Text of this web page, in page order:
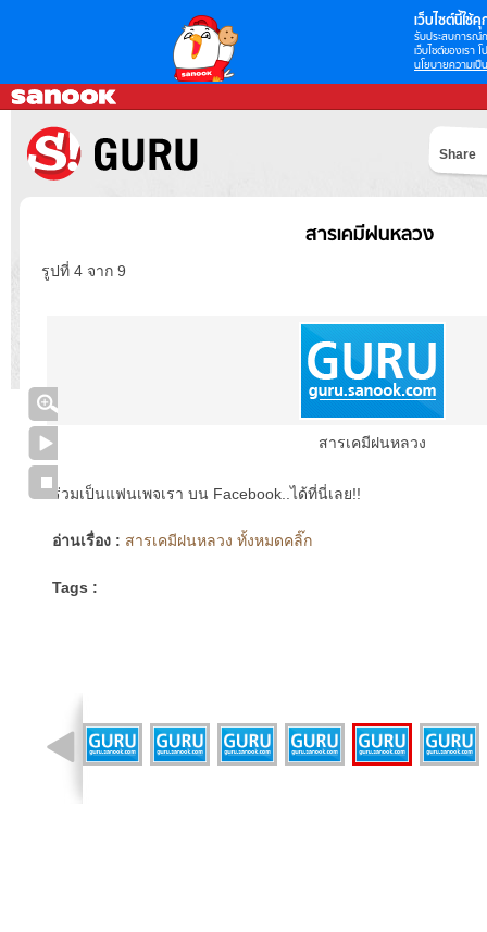
เว็บไซต์นี้ใช้คุ
รับประสบการณ์
เว็บไซต์ของเรา
นโยบายความเป็
Share
สารเคมีฝนหลวง
รูปที่ 4 จาก 9
สารเคมีฝนหลวง
ร่วมเป็นแฟนเพจเรา บน Facebook..ได้ที่นี่เลย!!
อ่านเรื่อง : สารเคมีฝนหลวง ทั้งหมดคลิ๊ก
Tags :